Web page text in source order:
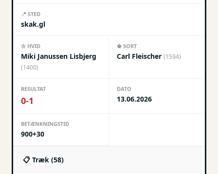
📍 STED
skak.gl
♔ HVID
Miki Janussen Lisbjerg
(1400)
♚ SORT
Carl Fleischer (1594)
RESULTAT
0-1
DATO
13.06.2026
BETÆNKNINGSTID
900+30
📋 Træk (58)